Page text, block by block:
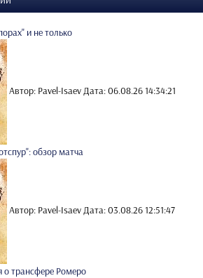
и не только
Автор: Pavel-IsaevДата: 06.08.26 14:34:21
обзор матча
Автор: Pavel-IsaevДата: 03.08.26 12:51:47
о трансфере Ромеро